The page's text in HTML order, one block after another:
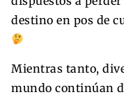
destino en pos de
Mientras tanto,
mundo continúan